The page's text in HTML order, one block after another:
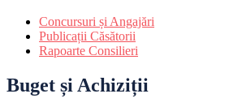
Concursuri și Angajări
Publicații Căsătorii
Rapoarte Consilieri
Buget și Achiziții